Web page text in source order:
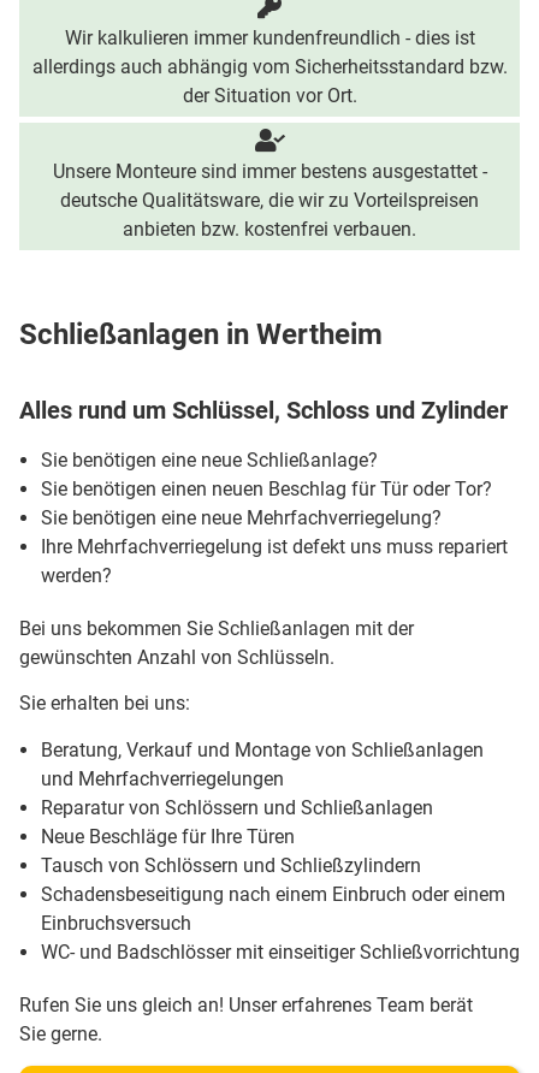
Wir kalkulieren immer kundenfreundlich - dies ist
allerdings auch abhängig vom Sicherheitsstandard bzw.
der Situation vor Ort.
Unsere Monteure sind immer bestens ausgestattet -
deutsche Qualitätsware, die wir zu Vorteilspreisen
anbieten bzw. kostenfrei verbauen.
Schließanlagen in Wertheim
Alles rund um Schlüssel, Schloss und Zylinder
Sie benötigen eine neue Schließanlage?
Sie benötigen einen neuen Beschlag für Tür oder Tor?
Sie benötigen eine neue Mehrfachverriegelung?
Ihre Mehrfachverriegelung ist defekt uns muss repariert
werden?
Bei uns bekommen Sie Schließanlagen mit der
gewünschten Anzahl von Schlüsseln.
Sie erhalten bei uns:
Beratung, Verkauf und Montage von Schließanlagen
und Mehrfachverriegelungen
Reparatur von Schlössern und Schließanlagen
Neue Beschläge für Ihre Türen
Tausch von Schlössern und Schließzylindern
Schadensbeseitigung nach einem Einbruch oder einem
Einbruchsversuch
WC- und Badschlösser mit einseitiger Schließvorrichtung
Rufen Sie uns gleich an! Unser erfahrenes Team berät
Sie gerne.